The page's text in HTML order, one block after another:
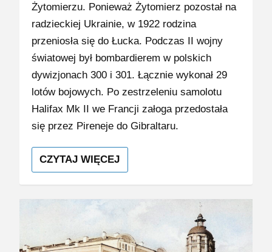
Żytomierzu. Ponieważ Żytomierz pozostał na
radzieckiej Ukrainie, w 1922 rodzina
przeniosła się do Łucka. Podczas II wojny
światowej był bombardierem w polskich
dywizjonach 300 i 301. Łącznie wykonał 29
lotów bojowych. Po zestrzeleniu samolotu
Halifax Mk II we Francji załoga przedostała
się przez Pireneje do Gibraltaru.
CZYTAJ WIĘCEJ